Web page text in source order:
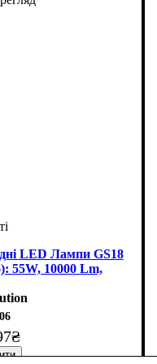
LED Лампи GS18
55W, 10000 Lm,
₴